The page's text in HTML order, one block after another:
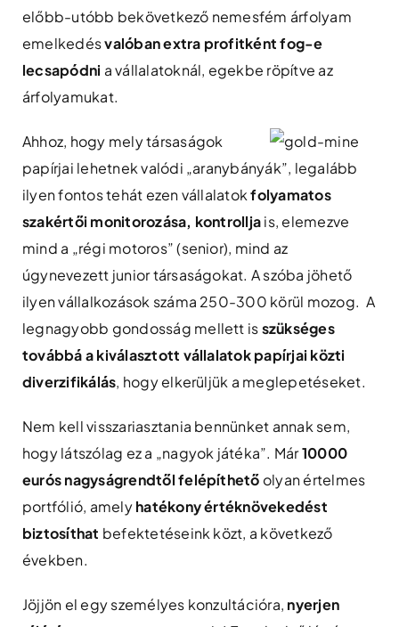
előbb-utóbb bekövetkező nemesfém árfolyam
emelkedésvalóban extra profitként fog-e
lecsapódni a vállalatoknál, egekbe röpítve az
árfolyamukat.
Ahhoz, hogy mely társaságok
papírjai lehetnek valódi „aranybányák”, legalább
ilyen fontos tehát ezen vállalatokfolyamatos
szakértői monitorozása, kontrolljais, elemezve
mind a „régi motoros” (senior), mind az
úgynevezett junior társaságokat. A szóba jöhető
ilyen vállalkozások száma 250-300 körül mozog. A
legnagyobb gondosság mellett isszükséges
továbbá a kiválasztott vállalatok papírjai közti
diverzifikálás, hogy elkerüljük a meglepetéseket.
Nem kell visszariasztania bennünket annak sem,
hogy látszólag ez a „nagyok játéka”. Már10000
eurós nagyságrendtől felépíthető olyan értelmes
portfólió, amelyhatékony értéknövekedést
biztosíthat befektetéseink közt, a következő
években.
Jöjjön el egy személyes konzultációra, nyerjen